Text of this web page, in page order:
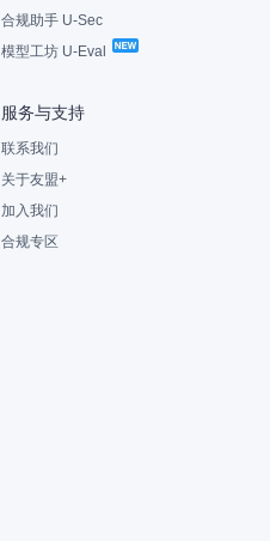
合规助手 U-Sec
模型工坊 U-Eval
服务与支持
联系我们
关于友盟+
加入我们
合规专区